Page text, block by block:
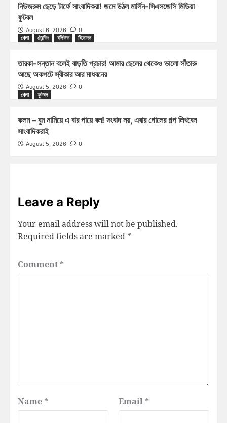
নিউজরুম ছেড়ে টার্ফে সাংবাদিকরা! জমে উঠল মার্লিন-সিএসজেসি মিডিয়া
ফুটবল
August 6, 2026
0
খেলা
ট্রেন্ডিং বলিউড বিনোদন
তারকা-সন্তান বলেই বাড়তি প্রচার! আমার ছেলের থেকেও ভালো সাঁতারু
আছে অকপটে স্বীকার আর মাধবনের
August 5, 2026
0
খেলা
ফুটবল
কলম – বুম নামিয়ে এ বার পায়ে বল! সংবাদ নয়, এবার গোলের গল্প লিখবেন
সাংবাদিকরাই
August 5, 2026 0
Leave a Reply
Your email address will not be published.
Required fields are marked *
Comment *
Name * Email *